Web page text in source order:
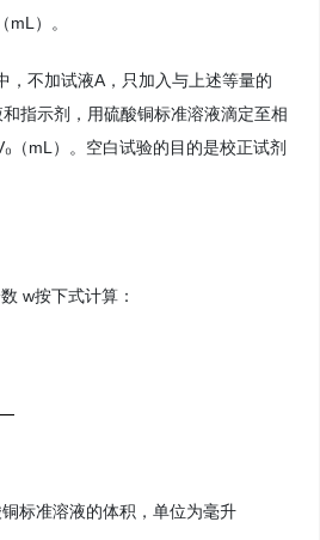
mL）。
，不加试液A，只加入与上述等量的
指示剂，用硫酸铜标准溶液滴定至相
（mL）。空白试验的目的是校正试剂
w按下式计算：
标准溶液的体积，单位为毫升